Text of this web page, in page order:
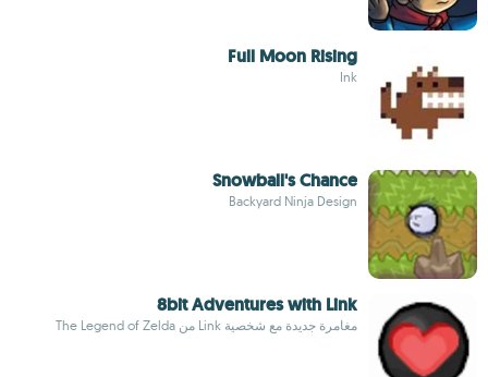
Full Moon Rising
Ink
Snowball's Chance
Backyard Ninja Design
8bit Adventures with Link
مغامرة جديدة مع شخصية Link من The Legend of Zelda